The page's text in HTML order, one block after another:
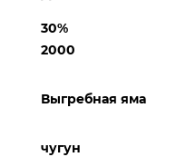
30%
2000
Выгребная яма
чугун